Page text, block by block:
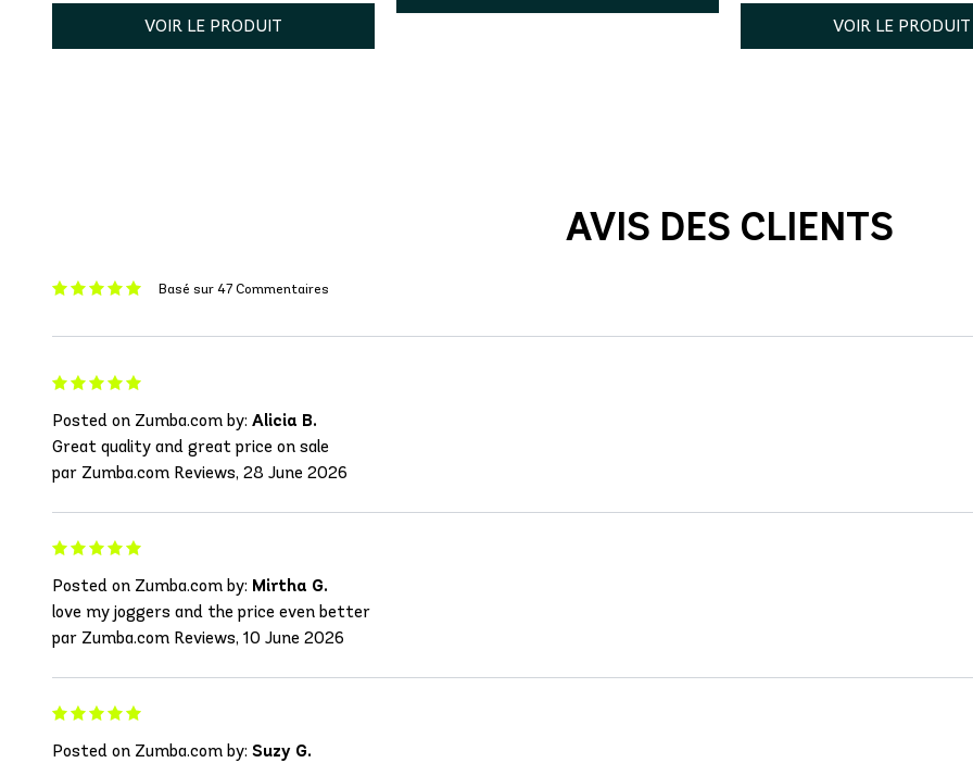
VOIR LE PRODUIT VOIR LE PRODUIT
AVIS DES CLIENTS
Basé sur 47 Commentaires
Posted on Zumba.com by: Alicia B.
Great quality and great price on sale
par Zumba.com Reviews, 28 June 2026
Posted on Zumba.com by: Mirtha G.
love my joggers and the price even better
par Zumba.com Reviews, 10 June 2026
Posted on Zumba.com by: Suzy G.